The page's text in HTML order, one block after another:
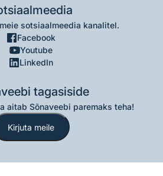
sotsiaalmeedia kanalitel.
Facebook
Youtube
LinkedIn
tagasiside
aitab Sõnaveebi paremaks teha!
Kirjuta meile